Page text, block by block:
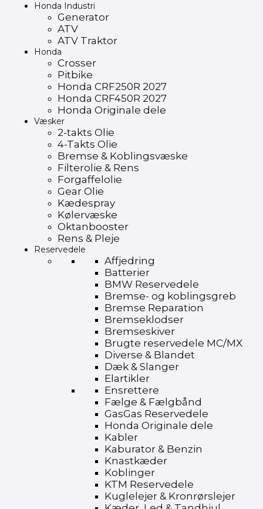
Honda Industri
Generator
ATV
ATV Traktor
Honda
Crosser
Pitbike
Honda CRF250R 2027
Honda CRF450R 2027
Honda Originale dele
Væsker
2-takts Olie
4-Takts Olie
Bremse & Koblingsvæske
Filterolie & Rens
Forgaffelolie
Gear Olie
Kædespray
Kølervæske
Oktanbooster
Rens & Pleje
Reservedele
Affjedring
Batterier
BMW Reservedele
Bremse- og koblingsgreb
Bremse Reparation
Bremseklodser
Bremseskiver
Brugte reservedele MC/MX
Diverse & Blandet
Dæk & Slanger
Elartikler
Ensrettere
Fælge & Fælgbånd
GasGas Reservedele
Honda Originale dele
Kabler
Kaburator & Benzin
Knastkæder
Koblinger
KTM Reservedele
Kuglelejer & Kronrørslejer